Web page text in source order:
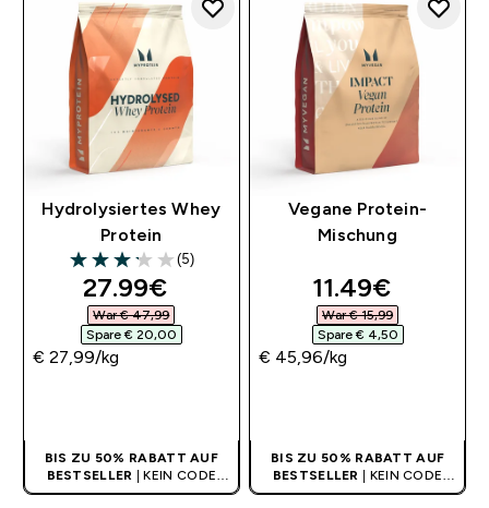
Hydrolysiertes Whey
Protein
3.2 out of 5 stars
(5)
discounted price
27.99€‎
War € 47,99‎
Spare € 20,00‎
€ 27,99‎/kg
BIS ZU 50% RABATT AUF
BESTSELLER | KEIN CODE
BENÖTIGT
Vegane Protein-
Mischung
discounted
11.49€‎
War € 15,99‎
Spare € 4,50‎
€ 45,96‎/kg
BIS ZU 50% RABATT AUF
BESTSELLER | KEIN CODE
BENÖTIGT